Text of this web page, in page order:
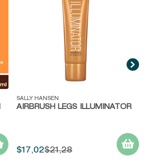
Vista rápida
SALLY HANSEN
AIRBRUSH LEGS ILLUMINATOR
$17,02$21,28